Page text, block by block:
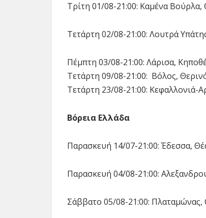
Τρίτη 01/08-21:00: Καμένα Βούρλα,
Τετάρτη 02/08-21:00: Λουτρά
Πέμπτη 03/08-21:00: Λάρισα,
Τετάρτη 09/08-21:00: Βόλος,
Τετάρτη 23/08-21:00: Κεφαλλονιά-
Βόρεια Ελλάδα
Παρασκευή 14/07-21:00: Έδεσσα,
Παρασκευή 04/08-21:00:
Σάββατο 05/08-21:00: Πλαταμώνας,